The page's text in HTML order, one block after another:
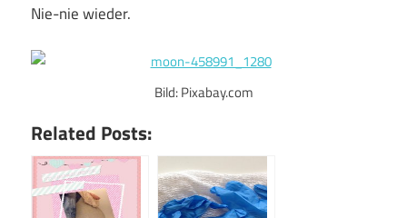
Nie-nie wieder.
Bild: Pixabay.com
Related Posts: